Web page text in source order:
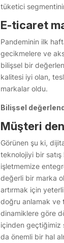
tüketici
E-ticaret
Pandeminin ilk
gecikmelere ve
bilişsel bir
kalitesi iyi olan,
markalar oldu.
Bilişsel
Müşteri
Görünen şu ki,
teknolojiyi bir satış
işletmemize
değerli bir marka
artırmak için
doğru anlamak ve
dinamiklere göre
içinden geçtiğimiz
da önemli bir hal